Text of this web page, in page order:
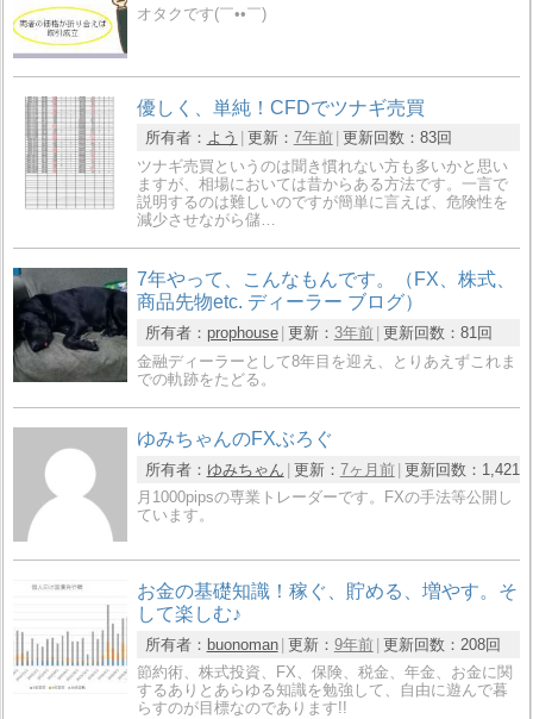
オタクです(￣••￣)
優しく、単純！CFDでツナギ売買
所有者： よう 更新： 7年前 更新回数： 83回
ツナギ売買というのは聞き慣れない方も多いかと思い
ますが、相場においては昔からある方法です。一言で
説明するのは難しいのですが簡単に言えば、危険性を
減少させながら儲…
7年やって、こんなもんです。（FX、株式、
商品先物etc. ディーラー ブログ）
所有者： prophouse 更新： 3年前 更新回数： 81回
金融ディーラーとして8年目を迎え、とりあえずこれま
での軌跡をたどる。
ゆみちゃんのFXぶろぐ
所有者： ゆみちゃん 更新： 7ヶ月前 更新回数： 1,421
月1000pipsの専業トレーダーです。FXの手法等公開し
ています。
お金の基礎知識！稼ぐ、貯める、増やす。そ
して楽しむ♪
所有者： buonoman 更新： 9年前 更新回数： 208回
節約術、株式投資、FX、保険、税金、年金、お金に関
するありとあらゆる知識を勉強して、自由に遊んで暮
らすのが目標なのであります!!